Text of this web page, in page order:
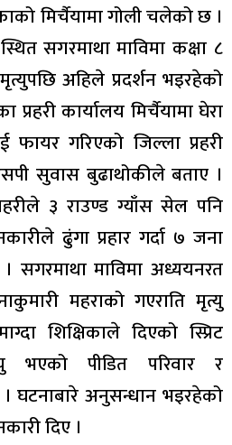
मिर्चैयामा गोली चलेको छ ।
सगरमाथा माविमा कक्षा ८
अहिले प्रदर्शन भइरहेको
प्रहरी कार्यालय मिर्चैयामा घेरा
फायर गरिएको जिल्ला प्रहरी
सुवास बुढाथोकीले बताए ।
३ राउण्ड ग्याँस सेल पनि
ढुंगा प्रहार गर्दा ७ जना
सगरमाथा माविमा अध्ययनरत
महराको गएराति मृत्यु
शिक्षिकाले दिएको स्प्रिट
भएको पीडित परिवार र
। घटनाबारे अनुसन्धान भइरहेको
दिए ।